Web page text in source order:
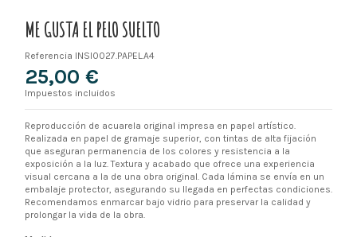
ME GUSTA EL PELO SUELTO
Referencia INSI0027.PAPEL.A4
25,00 €
Impuestos incluidos
Reproducción de acuarela original impresa en papel artístico.
Realizada en papel de gramaje superior, con tintas de alta fijación
que aseguran permanencia de los colores y resistencia a la
exposición a la luz. Textura y acabado que ofrece una experiencia
visual cercana a la de una obra original. Cada lámina se envía en un
embalaje protector, asegurando su llegada en perfectas condiciones.
Recomendamos enmarcar bajo vidrio para preservar la calidad y
prolongar la vida de la obra.